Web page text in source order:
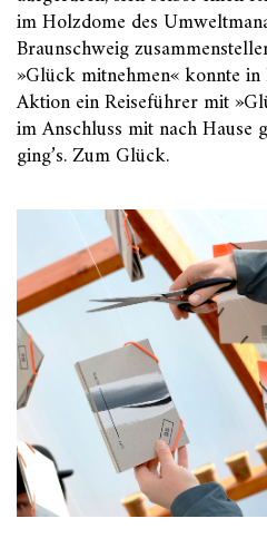
im Holzdome des
Braunschweig
»Glück mitnehmen« konnte
Aktion ein Reiseführer mit
im Anschluss mit nach Hause
ging’s. Zum Glück.